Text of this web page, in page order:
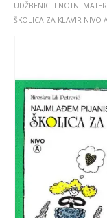
UDŽBENICI I NOTNI
ŠKOLICA ZA KLAVIR NIVO